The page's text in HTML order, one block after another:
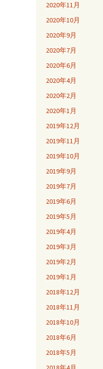
2020年11月
2020年10月
2020年9月
2020年7月
2020年6月
2020年4月
2020年2月
2020年1月
2019年12月
2019年11月
2019年10月
2019年9月
2019年7月
2019年6月
2019年5月
2019年4月
2019年3月
2019年2月
2019年1月
2018年12月
2018年11月
2018年10月
2018年6月
2018年5月